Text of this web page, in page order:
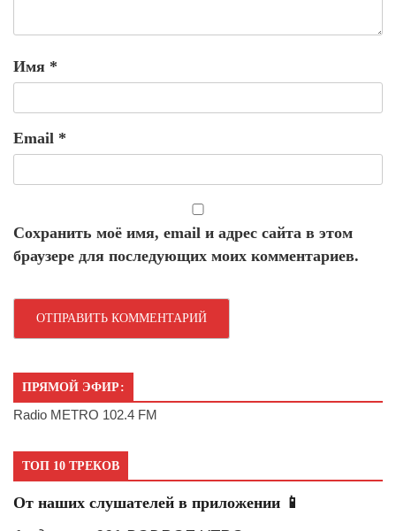
Имя *
Email *
Сохранить моё имя, email и адрес сайта в этом
браузере для последующих моих комментариев.
ПРЯМОЙ ЭФИР:
Radio METRO 102.4 FM
ТОП 10 ТРЕКОВ
От наших слушателей в приложении 📱